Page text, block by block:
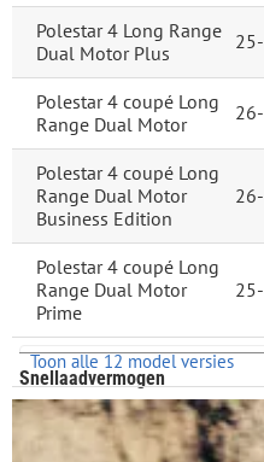
2 cilinders
3 cilinders
4 cilinders
5 cilinders
6 cilinders
Meer opties
Cilinderinhoud
Topsnelheid
Bagageruimte
Acceleratie
Accucapaciteit
Snellaadvermogen
Polestar 4 Long Range
Dual Motor Plus
25-
Polestar 4 coupé Long
Range Dual Motor
26-
Polestar 4 coupé Long
Range Dual Motor
Business Edition
26-
Polestar 4 coupé Long
Range Dual Motor
Prime
25-
Toon alle 12 model versies